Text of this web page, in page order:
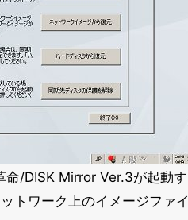
/DISK Mirror Ver.3が起動す
トワーク上のイメージファイ